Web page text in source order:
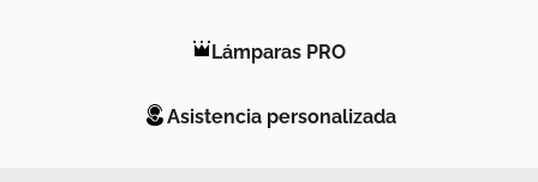
Lámparas PRO
Asistencia personalizada